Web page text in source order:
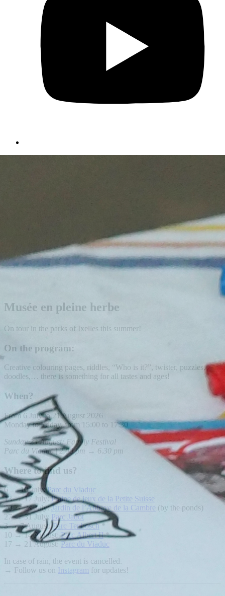
Musée en pleine herbe
On tour in the parks of Ixelles this summer!
On the program:
Creative colouring pages, riddles, “Who is it?”, twister, puzzles,
doodles,… there is something for all tastes and ages!
When?
From 6 July to 21 August 2026
Monday to Friday, from 15:00 to 17:30
Sunday 23 August: Family Festival
Parc du Viaduc | 2.00 pm → 6.30 pm
Where to find us?
6 → 10 July:Parc du Viaduc
13 → 17 July:Plaine de jeux de la Petite Suisse
20 → 24 July:Jardin de l’Abbaye de la Cambre (by the ponds)
27 → 31 July: Parc Jadot
3 → 7 August:Parc Tenbosch*
10 → 14 August:Parc Albert II*
17 → 21 August:Parc du Viaduc
In case of rain, the event is cancelled.
→ Follow us on Instagram for updates!